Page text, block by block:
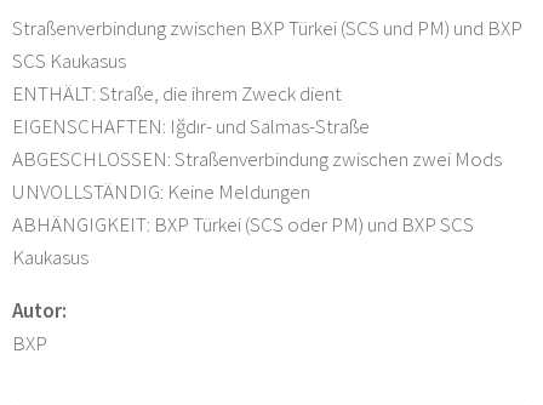
Straßenverbindung zwischen BXP Türkei (SCS und PM) und BXP
SCS Kaukasus
ENTHÄLT: Straße, die ihrem Zweck dient
EIGENSCHAFTEN: Iğdır- und Salmas-Straße
ABGESCHLOSSEN: Straßenverbindung zwischen zwei Mods
UNVOLLSTÄNDIG: Keine Meldungen
ABHÄNGIGKEIT: BXP Türkei (SCS oder PM) und BXP SCS
Kaukasus
Autor:
BXP